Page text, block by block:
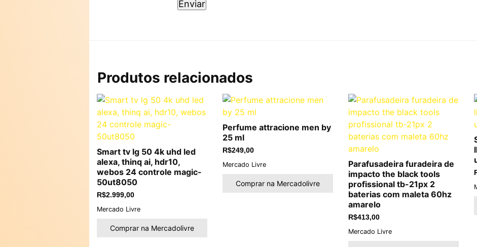
Produtos relacionados
Smart tv lg 50 4k uhd led
alexa, thinq ai, hdr10,
webos 24 controle magic-
50ut8050
R$2.999,00
Mercado Livre
Comprar na Mercadolivre
Perfume attracione men by
25 ml
R$249,00
Mercado Livre
Comprar na Mercadolivre
Parafusadeira furadeira de
impacto the black tools
profissional tb-21px 2
baterias com maleta 60hz
amarelo
R$413,00
Mercado Livre